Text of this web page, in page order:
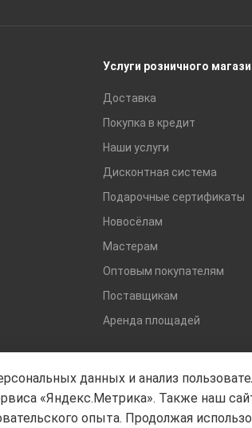
Услуги розничного
Доставка
Покупка в кредит
Наши услуги
Дисконтная система
Подарочные сертификаты
Новосёлам
Мастерам
Оптовым покупателям
Поставщикам
Аренда площадей
данных и анализ
«Яндекс.Метрика». Также наш
опыта. Продолжая